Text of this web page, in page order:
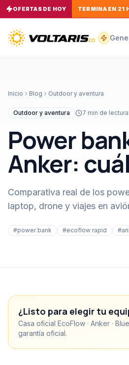
OFERTAS DE HOY TERMINA EN 21
−13% Pack Emergencia - EcoFlow
Inicio Blog Outdoor y aventura
Outdoor y aventura 7 min de lectura
Power
Anker:
Comparativa real de los
laptop, drone y viajes en
#power bank #ecoflow rapid #
¿Listo para elegir tu
Casa oficial EcoFlow · Anker ·
garantía oficial.
Tu
carrito
vacío
Agrega
con el
botón
al
y
págalos
todos
productos